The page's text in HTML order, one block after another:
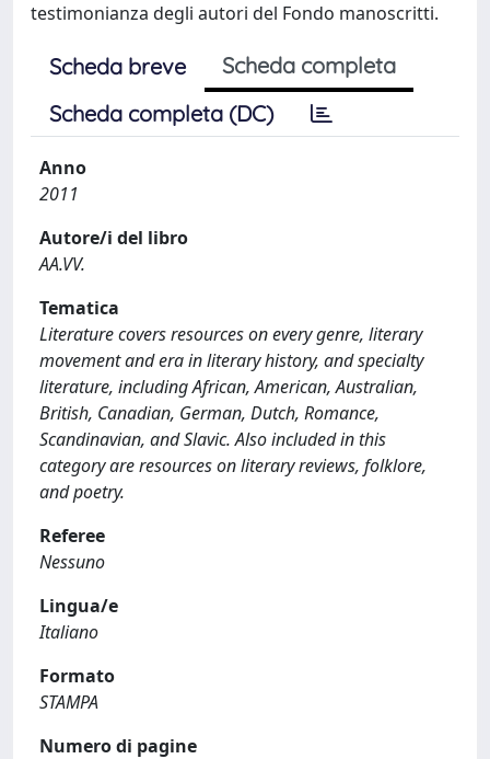
testimonianza degli autori del Fondo manoscritti.
Scheda breve
Scheda completa
Scheda completa (DC)
Anno
2011
Autore/i del libro
AA.VV.
Tematica
Literature covers resources on every genre, literary
movement and era in literary history, and specialty
literature, including African, American, Australian,
British, Canadian, German, Dutch, Romance,
Scandinavian, and Slavic. Also included in this
category are resources on literary reviews, folklore,
and poetry.
Referee
Nessuno
Lingua/e
Italiano
Formato
STAMPA
Numero di pagine